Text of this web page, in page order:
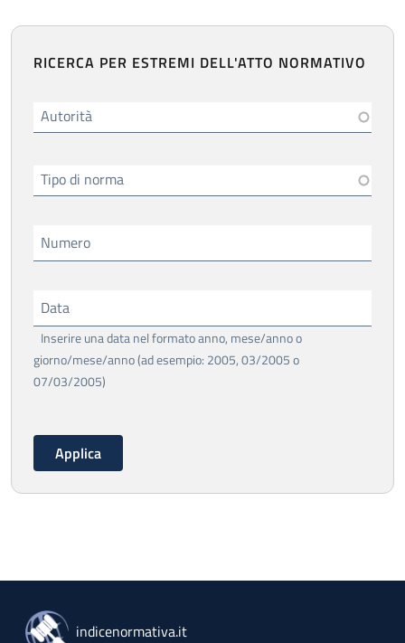
RICERCA PER ESTREMI DELL'ATTO NORMATIVO
Autorità
Tipo di norma
Numero
Data
Inserire una data nel formato anno, mese/anno o
giorno/mese/anno (ad esempio: 2005, 03/2005 o
07/03/2005)
indicenormativa.it